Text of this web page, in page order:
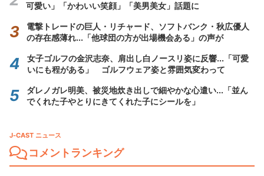
可愛い」「かわいい笑顔」「美男美女」話題に
電撃トレードの巨人・リチャード、ソフトバンク・秋広優人
の存在感薄れ...「他球団の方が出場機会ある」の声が
女子ゴルフの金沢志奈、肩出し白ノースリ姿に反響...「可愛
いにも程がある」 ゴルフウェア姿と雰囲気変わって
ダレノガレ明美、被災地炊き出しで細やかな心遣い...「並ん
でくれた子やとりにきてくれた子にシールを」
J-CAST ニュース
コメントランキング